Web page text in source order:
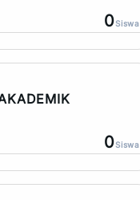
0Siswa
0Siswa